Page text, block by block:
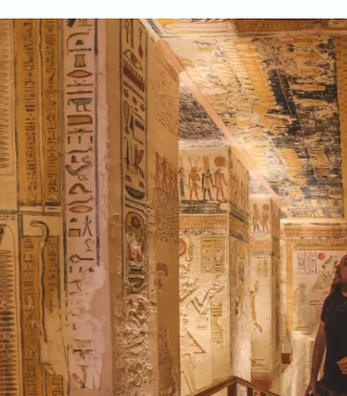
al Tempio di Medinet Habu, il tempio
al Tempio del Ramesseum.
della tua escursione a Luxor alla Riva
i periodi d’alta stagione (Natale,
gruppo per garantire ai nostri preziosi